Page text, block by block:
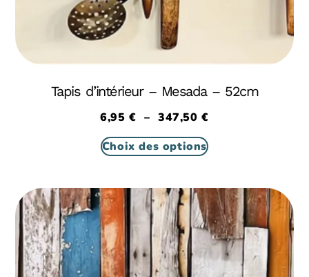
Tapis d’intérieur – Mesada – 52cm
6,95€ – 347,50€
Choix des options